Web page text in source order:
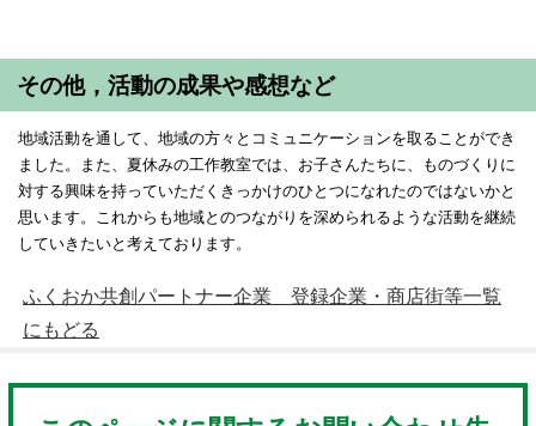
その他，活動の成果や感想など
地域活動を通して、地域の方々とコミュニケーションを取ることができ
ました。また、夏休みの工作教室では、お子さんたちに、ものづくりに
対する興味を持っていただくきっかけのひとつになれたのではないかと
思います。これからも地域とのつながりを深められるような活動を継続
していきたいと考えております。
ふくおか共創パートナー企業 登録企業・商店街等一覧
にもどる